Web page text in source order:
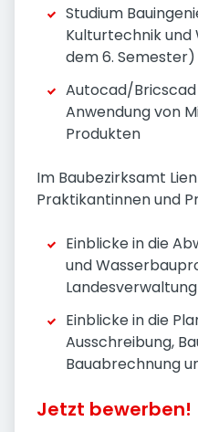
Studium
Kulturtechnik
dem 6. Semester)
Autocad/
Anwendung von
Produkten
Im Baubezirksamt
Praktikantinnen und
Einblicke in die
und
Landesverwaltung
Einblicke in die
Ausschreibung,
Bauabrechnung
Jetzt bewerben!